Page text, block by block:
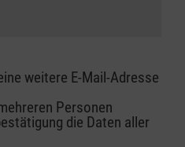
weitere E-Mail-Adresse
Personen
die Daten aller